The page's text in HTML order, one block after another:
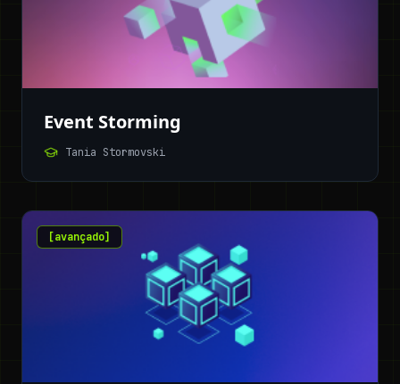
Event Storming
Tania Stormovski
[avançado]